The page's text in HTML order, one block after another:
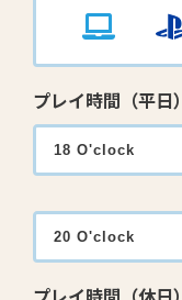
プレイ時間（平日）